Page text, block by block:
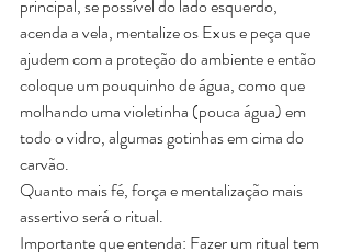
principal, se possível do lado esquerdo,
acenda a vela, mentalize os Exus e peça que
ajudem com a proteção do ambiente e então
coloque um pouquinho de água, como que
molhando uma violetinha (pouca água) em
todo o vidro, algumas gotinhas em cima do
carvão.
Quanto mais fé, força e mentalização mais
assertivo será o ritual.
Importante que entenda: Fazer um ritual tem